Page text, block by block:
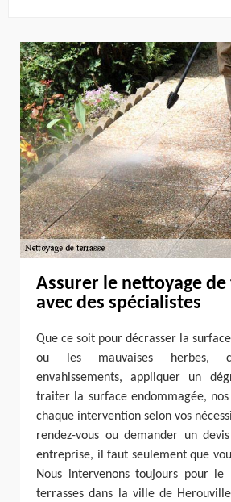
Assurer le nettoyage de
avec des spécialistes
Que ce soit pour décrasser la
ou les mauvaises herbes,
envahissements, appliquer un
traiter la surface endommagée,
chaque intervention selon vos
rendez-vous ou demander un
entreprise, il faut seulement que
Nous intervenons toujours pour le
terrasses dans la ville de